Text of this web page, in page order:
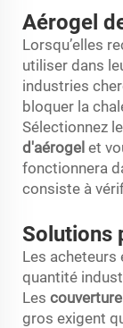
Aérogel
Lorsqu’elles
utiliser dans
industries
bloquer la
Sélectionnez
d'aérogel et
fonctionnera
consiste à
Solutions
Les acheteurs
quantité
Les
gros exigent